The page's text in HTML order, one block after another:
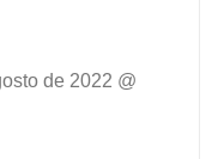
de 2022 @